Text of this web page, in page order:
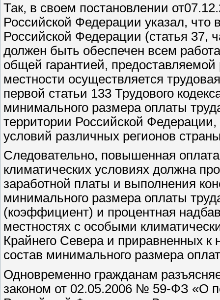
Так, в своем постановлении
Российской Федерации указал, что
Российской Федерации (статья 37,
должен быть обеспечен всем
общей гарантией, предоставляемой
местности осуществляется
первой статьи 133 Трудового
минимального размера оплаты
территории Российской Федерации,
условий различных регионов
Следовательно, повышенная
климатических условиях должна
заработной платы и выполнения
минимального размера оплаты
(коэффициент) и процентная
местностях с особыми
Крайнего Севера и приравненных к
состав минимального размера
Одновременно гражданам
законом от 02.05.2006 № 59-ФЗ «О